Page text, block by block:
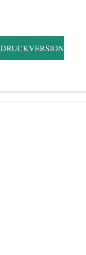
DRUCKVERSION